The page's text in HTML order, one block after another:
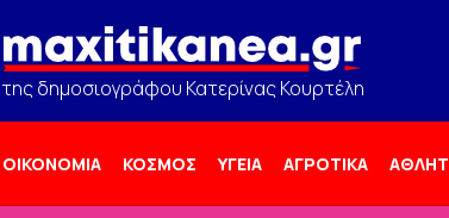
της δημοσιογράφου Κατερίνας Κουρτέλη
ΟΙΚΟΝΟΜΙΑ ΚΟΣΜΟΣ ΥΓΕΙΑ ΑΓΡΟΤΙΚΑ